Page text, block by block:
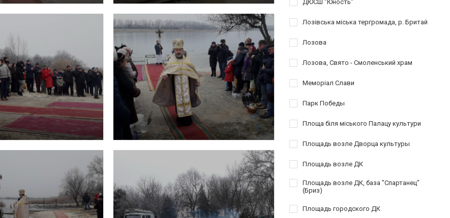
ДЮСШ "Юность"
Лозівська міська тергромада, р. Бритай
Лозова
Лозова, Свято - Смоленський храм
Меморіал Слави
Парк Победы
Площа біля міського Палацу культури
Площадь возле Дворца культуры
Площадь возле ДК
Площадь возле ДК, база "Спартанец"
(Бриз)
Площадь городского ДК